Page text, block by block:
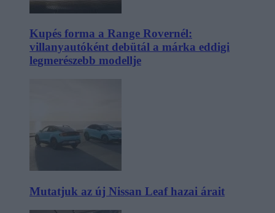
Kupés forma a Range Rovernél:
villanyautóként debütál a márka eddigi
legmerészebb modellje
Mutatjuk az új Nissan Leaf hazai árait